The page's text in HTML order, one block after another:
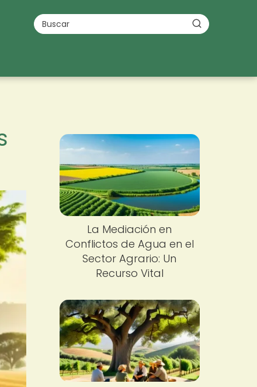
La Mediación en
Conflictos de Agua en el
Sector Agrario: Un
Recurso Vital